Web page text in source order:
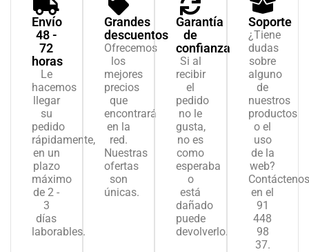
Envío
48 -
72
horas
Le
hacemos
llegar
su
pedido
rápidamente,
en un
plazo
máximo
de 2 -
3
días
laborables.
Grandes
descuentos
Ofrecemos
los
mejores
precios
que
encontrará
en la
red.
Nuestras
ofertas
son
únicas.
Garantía
de
confianza
Si al
recibir
el
pedido
no le
gusta,
no es
como
esperaba
o
está
dañado
puede
devolverlo.
Soporte
¿Tiene
dudas
sobre
alguno
de
nuestros
productos
o el
uso
de la
web?
Contáctenos
en el
91
448
98
37.